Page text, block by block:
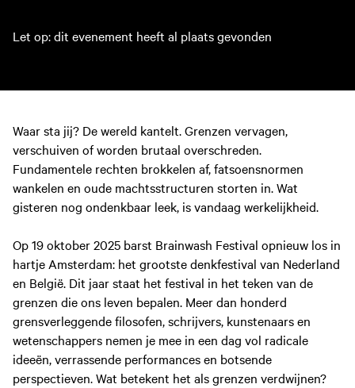
Let op: dit evenement heeft al plaats gevonden
Waar sta jij? De wereld kantelt. Grenzen vervagen,
verschuiven of worden brutaal overschreden.
Fundamentele rechten brokkelen af, fatsoensnormen
wankelen en oude machtsstructuren storten in. Wat
gisteren nog ondenkbaar leek, is vandaag werkelijkheid.
Op 19 oktober 2025 barst Brainwash Festival opnieuw los in
hartje Amsterdam: het grootste denkfestival van Nederland
en België. Dit jaar staat het festival in het teken van de
grenzen die ons leven bepalen. Meer dan honderd
grensverleggende filosofen, schrijvers, kunstenaars en
wetenschappers nemen je mee in een dag vol radicale
ideeën, verrassende performances en botsende
perspectieven. Wat betekent het als grenzen verdwijnen?